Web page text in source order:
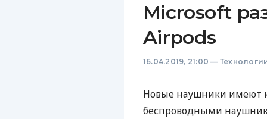
Microsoft
Airpods
16.04.2019, 21:00 —
Новые наушники имеют
беспроводными